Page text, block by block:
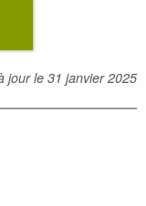
jour le31 janvier 2025